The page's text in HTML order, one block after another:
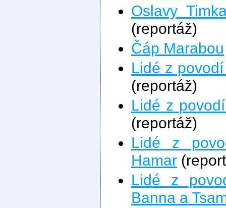
Oslavy
(reportáž)
Čáp Marabou
Lidé z
(reportáž)
Lidé z
(reportáž)
Lidé z
Hamar
Lidé z
Banna a